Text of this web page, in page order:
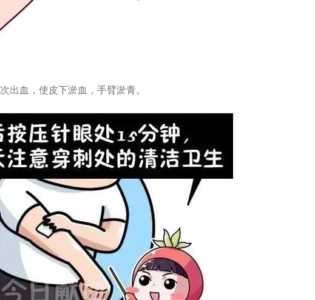
出血，使皮下淤血，手臂淤青。